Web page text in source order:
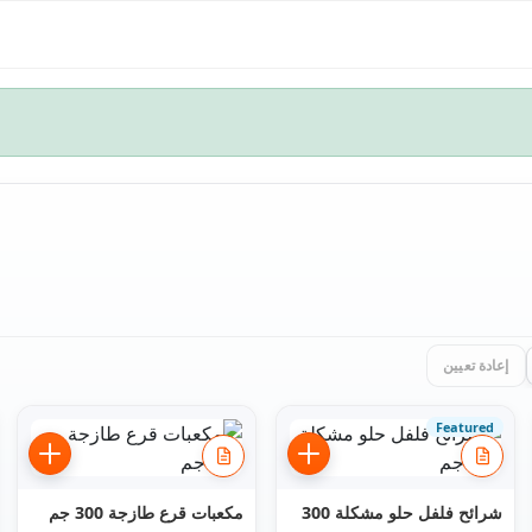
إعادة تعيين
Featured
شرائح فلفل حلو مشكلة 300
مكعبات قرع طازجة 300 جم